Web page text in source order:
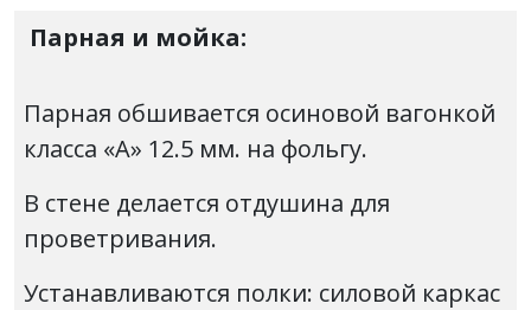
Парная и мойка:
Парная обшивается осиновой вагонкой
класса «А» 12.5 мм. на фольгу.
В стене делается отдушина для
проветривания.
Устанавливаются полки: силовой каркас